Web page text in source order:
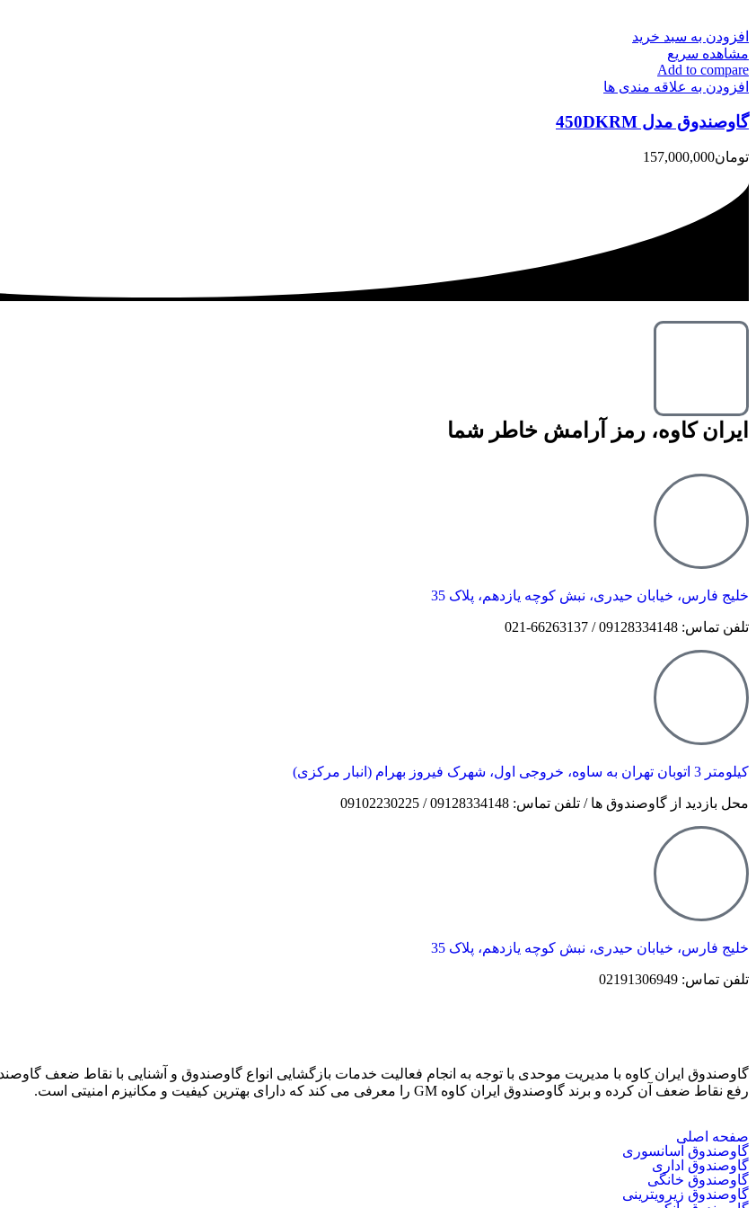
افزودن به سبد خرید
مشاهده سریع
Add to compare
افزودن به علاقه مندی ها
گاوصندوق مدل 450DKRM
تومان157,000,000
ایران کاوه، رمز آرامش خاطر شما
خلیج فارس، خیابان حیدری، نبش کوچه یازدهم، پلاک 35
تلفن تماس: 09128334148 / 66263137-021
کیلومتر 3 اتوبان تهران به ساوه، خروجی اول، شهرک فیروز بهرام (انبار مرکزی)
محل بازدید از گاوصندوق ها / تلفن تماس: 09128334148 / 09102230225
خلیج فارس، خیابان حیدری، نبش کوچه یازدهم، پلاک 35
تلفن تماس: 02191306949
گاوصندوق ایران کاوه با مدیریت موحدی با توجه به انجام فعالیت خدمات بازگشایی انواع گاوصندوق و آشنایی با نقاط ضعف
رفع نقاط ضعف آن کرده و برند گاوصندوق ایران کاوه GM را معرفی می کند که دارای بهترین کیفیت و مکانیزم امنیتی است.
صفحه اصلی
گاوصندوق آسانسوری
گاوصندوق اداری
گاوصندوق خانگی
گاوصندوق زیرویترینی